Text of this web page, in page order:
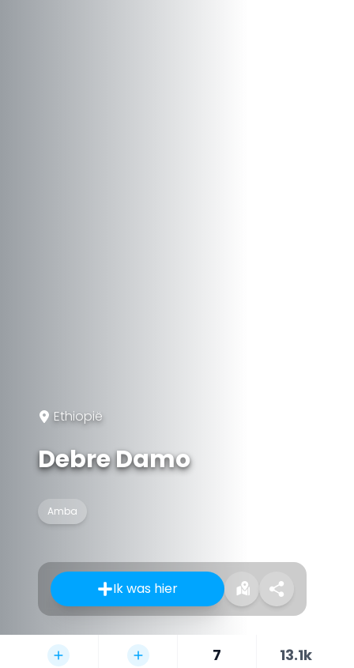
Ethiopië
Debre Damo
Amba
Ik was hier
7 13.1k